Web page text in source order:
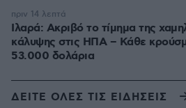
Ιλαρά: Ακριβό το τίμημα της
κάλυψης στις ΗΠΑ – Κάθε
53.000 δολάρια
πριν 14 λεπτά
ΔΕΙΤΕ ΟΛΕΣ ΤΙΣ ΕΙΔΗΣΕΙΣ